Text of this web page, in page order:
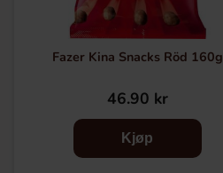
Fazer Kina Snacks Röd 160g
46.90 kr
Kjøp